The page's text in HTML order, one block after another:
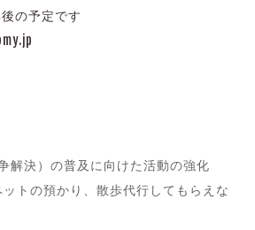
の予定です
解決）の普及に向けた活動の強化
ットの預かり、散歩代行してもらえな